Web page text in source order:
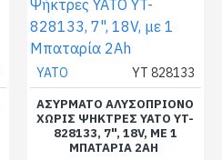
YATO YT 828133
ΑΣΎΡΜΑΤΟ ΑΛΥΣΟΠΡΊΟΝΟ
ΧΩΡΊΣ ΨΉΚΤΡΕΣ YATO YT-
828133, 7", 18V, ΜΕ 1
ΜΠΑΤΑΡΊΑ 2AH ‍